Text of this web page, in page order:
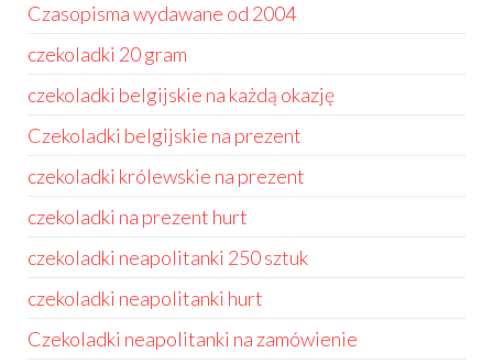
Czasopisma wydawane od 2004
czekoladki 20 gram
czekoladki belgijskie na każdą okazję
Czekoladki belgijskie na prezent
czekoladki królewskie na prezent
czekoladki na prezent hurt
czekoladki neapolitanki 250 sztuk
czekoladki neapolitanki hurt
Czekoladki neapolitanki na zamówienie